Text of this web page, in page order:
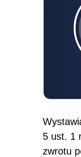
5 ust. 1
zwrotu